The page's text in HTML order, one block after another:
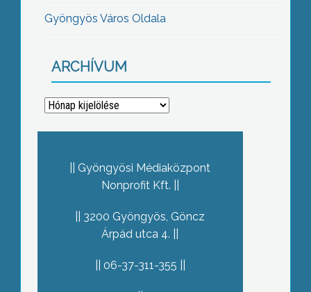
Gyöngyös Város Oldala
ARCHÍVUM
Archívum
Gyöngyösi Médiaközpont
Nonprofit Kft.
3200 Gyöngyös, Göncz
Árpád utca 4.
06-37-311-355